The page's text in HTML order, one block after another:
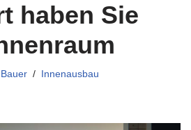
haben Sie
Innenausbau